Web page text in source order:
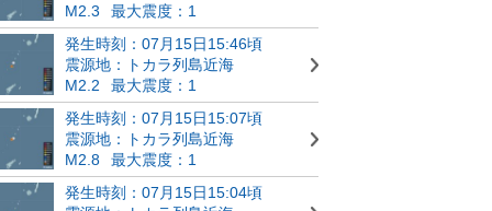
M2.3
最大震度：1
発生時刻：07月15日15:46頃
震源地：トカラ列島近海
M2.2
最大震度：1
発生時刻：07月15日15:07頃
震源地：トカラ列島近海
M2.8
最大震度：1
発生時刻：07月15日15:04頃